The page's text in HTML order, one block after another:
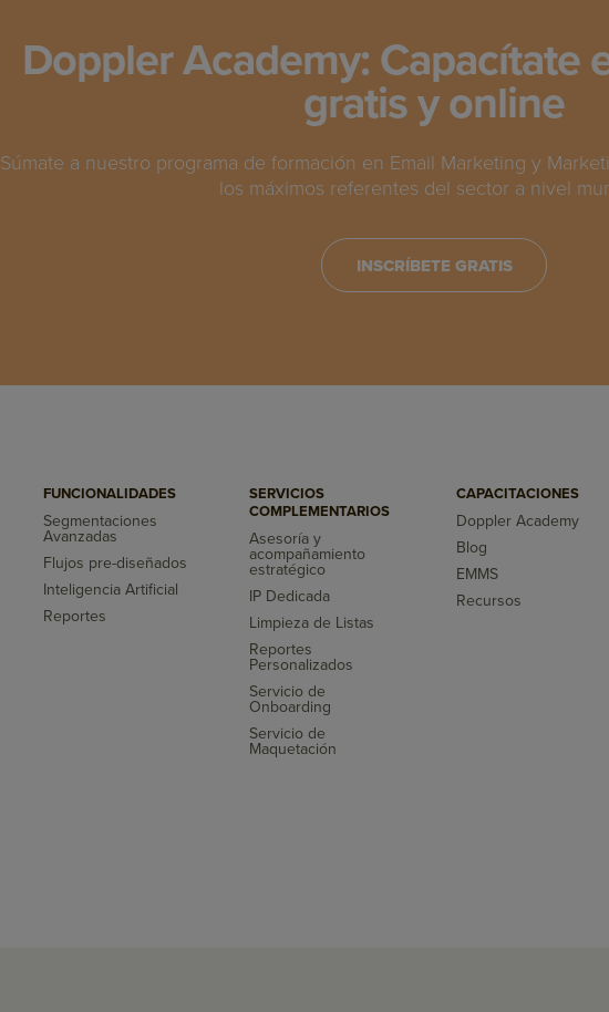
Doppler Academy: Capacítate
gratis y online
Súmate a nuestro programa de formación en Email Marketing y
los máximos referentes del sector a nivel
INSCRÍBETE GRATIS
FUNCIONALIDADES
Segmentaciones
Avanzadas
Flujos pre-diseñados
Inteligencia Artificial
Reportes
SERVICIOS
COMPLEMENTARIOS
Asesoría y
acompañamiento
estratégico
IP Dedicada
Limpieza de Listas
Reportes
Personalizados
Servicio de
Onboarding
Servicio de
Maquetación
CAPACITACIONES
Doppler Academy
Blog
EMMS
Recursos